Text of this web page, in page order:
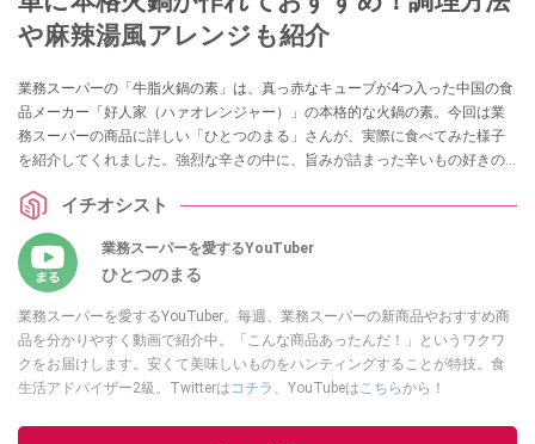
や麻辣湯風アレンジも紹介
業務スーパーの「牛脂火鍋の素」は、真っ赤なキューブが4つ入った中国の食
品メーカー「好人家（ハァオレンジャー）」の本格的な火鍋の素。今回は業
務スーパーの商品に詳しい「ひとつのまる」さんが、実際に食べてみた様子
を紹介してくれました。強烈な辛さの中に、旨みが詰まった辛いもの好きの
紹介してくれましたので、ぜひ参考にしてみてくださいね。
イチオシスト
業務スーパーを愛するYouTuber
ひとつのまる
業務スーパーを愛するYouTuber。毎週、業務スーパーの新商品やおすすめ商
品を分かりやすく動画で紹介中。「こんな商品あったんだ！」というワクワ
クをお届けします。安くて美味しいものをハンティングすることが特技。食
生活アドバイザー2級。Twitterは コチラ 、YouTubeはこちらから！
このイチオシストの他の記事を読む